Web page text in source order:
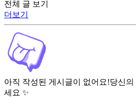
전체 글 보기
더보기
아직 작성된 게시글이 없어요!당신의
세요 ✨